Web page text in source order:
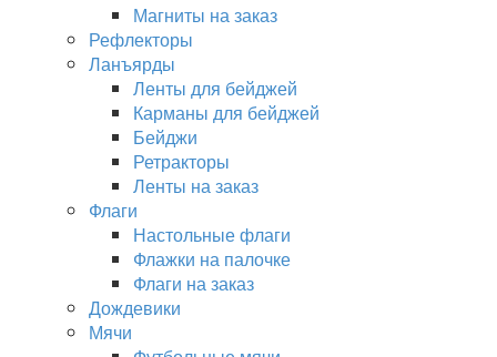
Магниты на заказ
Рефлекторы
Ланъярды
Ленты для бейджей
Карманы для бейджей
Бейджи
Ретракторы
Ленты на заказ
Флаги
Настольные флаги
Флажки на палочке
Флаги на заказ
Дождевики
Мячи